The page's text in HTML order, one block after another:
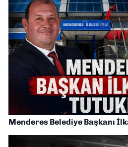
Menderes Belediye Başkanı